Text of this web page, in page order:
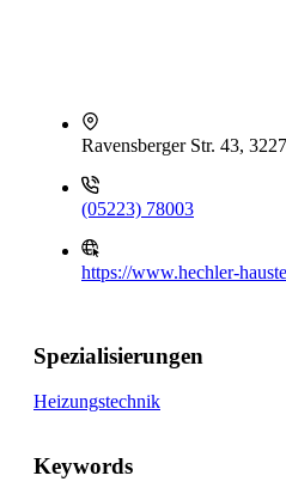
Ravensberger Str. 43,
(05223) 78003
https://www.hechler-
Spezialisierungen
Heizungstechnik
Keywords